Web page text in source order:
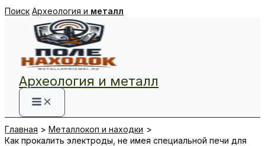
Перейти
содержимому
Поиск Археология и металл
Археология и металл
Главная
Металлокоп и находки
Как прокалить электроды, не имея специальной печи для